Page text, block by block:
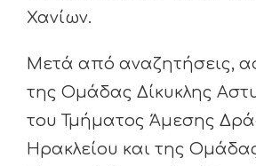
Χανίων.
Μετά από αναζητήσεις,
της Ομάδας Δίκυκλης
του Τμήματος Άμεσης
Ηρακλείου και της